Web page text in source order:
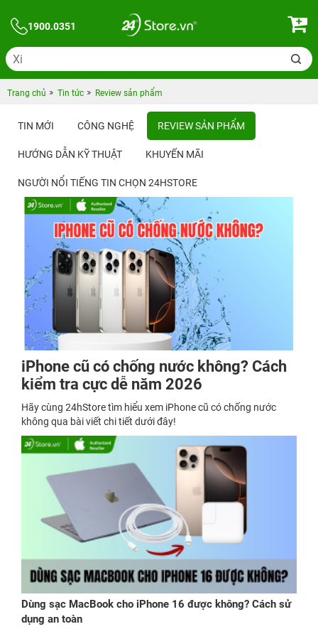
1900.0351
Trang chủ Tin tức Review sản phẩm
TIN MỚI CÔNG NGHỆ REVIEW SẢN PHẨM
HƯỚNG DẪN KỸ THUẬT KHUYẾN MÃI
NGƯỜI NỔI TIẾNG TIN CHỌN 24HSTORE
iPhone cũ có chống nước không? Cách
kiểm tra cực dễ năm 2026
Hãy cùng 24hStore tìm hiểu xem iPhone cũ có chống nước
không qua bài viết chi tiết dưới đây!
Dùng sạc MacBook cho iPhone 16 được không? Cách sử
dụng an toàn